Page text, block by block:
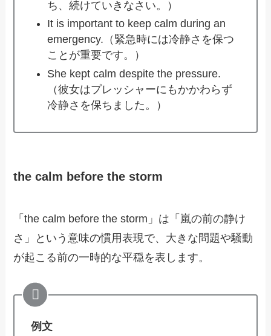
ち、続けていきなさい。）
It is important to keep calm during an
emergency.（緊急時には冷静さを保つ
ことが重要です。）
She kept calm despite the pressure.
（彼女はプレッシャーにもかかわらず
冷静さを保ちました。）
the calm before the storm
「the calm before the storm」は「嵐の前の静け
さ」という意味の慣用表現で、大きな問題や騒動
が起こる前の一時的な平穏を表します。
例文